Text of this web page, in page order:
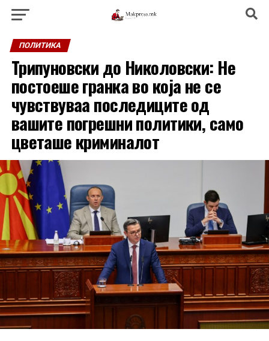
ПОЛИТИКА
Трипуновски до Николовски: Не
постоеше гранка во која не се
чувствуваа последиците од
вашите погрешни политики, само
цветаше криминалот